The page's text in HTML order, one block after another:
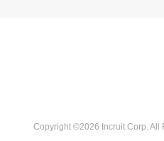
Copyright ©2026 Incruit Corp. All